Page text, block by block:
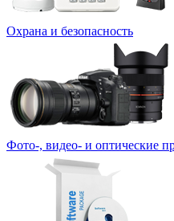
Охрана и безопасность
Фото-, видео- и оптические